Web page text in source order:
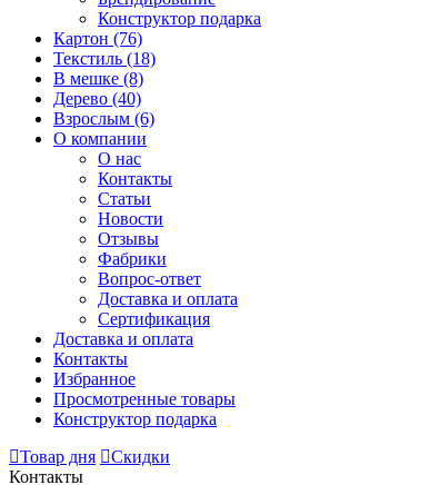
Конструктор подарка
Картон (76)
Текстиль (18)
В мешке (8)
Дерево (40)
Взрослым (6)
О компании
О нас
Контакты
Статьи
Новости
Отзывы
Фабрики
Вопрос-ответ
Доставка и оплата
Сертификация
Доставка и оплата
Контакты
Избранное
Просмотренные товары
Конструктор подарка
Товар дня
Скидки
Контакты